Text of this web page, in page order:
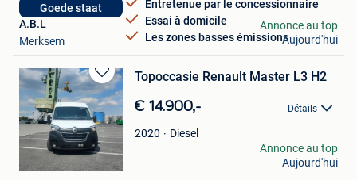
Goede staat
Entretenue par le concessionnaire
Essai à domicile
Les zones basses émissions
A.B.L
Merksem
Annonce au top
Aujourd'hui
Sauvegarder
dans
Mes
Favoris
Topoccasie Renault Master L3 H2
€ 14.900,- Détails
2020
Diesel
tomdek
Oostakker
Annonce au top
Aujourd'hui